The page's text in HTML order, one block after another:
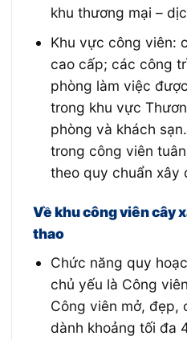
khu thương mại –
Khu vực công viên:
cao cấp; các công
phòng làm việc
trong khu vực
phòng và khách
trong công viên
theo quy chuẩn xây
Về khu công viên cây
thao
Chức năng quy
chủ yếu là Công
Công viên mở, đẹp,
dành khoảng tối đa